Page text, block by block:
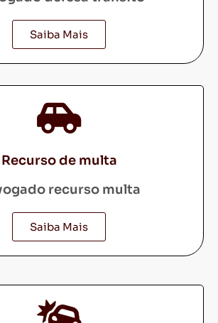
Saiba Mais
Recurso de multa
recurso multa
Saiba Mais